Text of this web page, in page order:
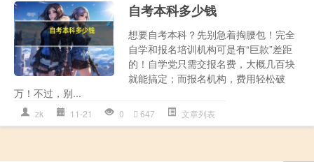
自考本科多少钱
想要自考本科？先别急着掏腰包！完全
自学和报名培训机构可是有“巨款”差距
的！自学党只需交报名费，大概几百块
就能搞定；而报名机构，费用轻松破
万！不过，别...
zk 11-21 0 647 文章列表